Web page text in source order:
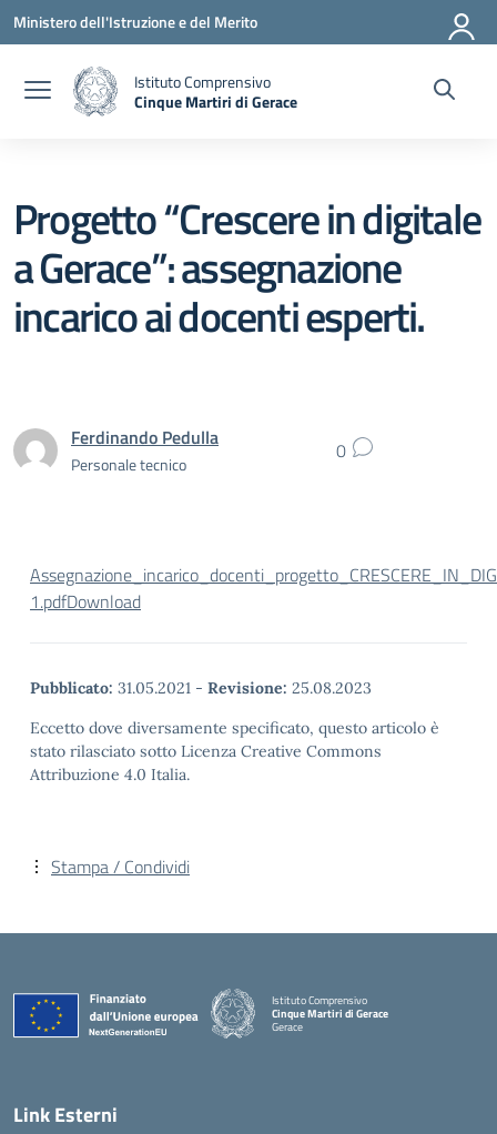
Vai ai contenuti
Vai al menu di navigazione
Vai al footer
Ministero dell'Istruzione e del Merito
Istituto Comprensivo
Cinque Martiri di Gerace
Progetto “Crescere in digitale
a Gerace”: assegnazione
incarico ai docenti esperti.
Ferdinando Pedulla
Personale tecnico 0
1.pdfDownload
Pubblicato: 31.05.2021 - Revisione: 25.08.2023
Eccetto dove diversamente specificato, questo articolo è
stato rilasciato sotto Licenza Creative Commons
Attribuzione 4.0 Italia.
Stampa / Condividi
Istituto Comprensivo
Cinque Martiri di Gerace
Gerace
Link Esterni